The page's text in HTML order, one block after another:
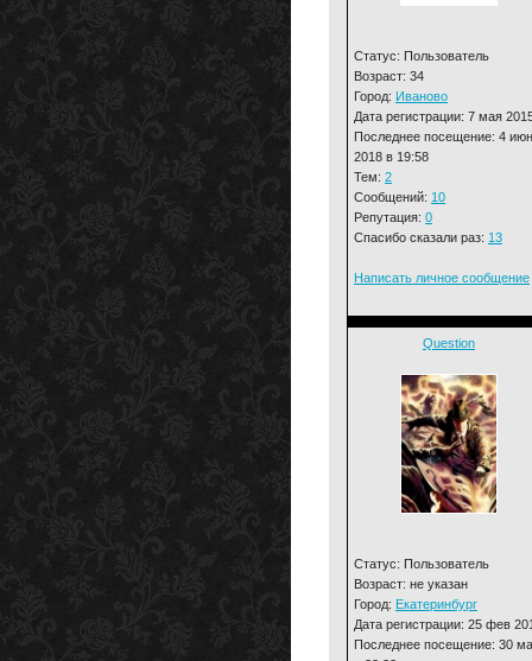
Статус: Пользователь
Возраст: 34
Город: Иваново
Дата регистрации: 7 мая
Последнее посещение: 4 июн
2018 в 19:58
Тем: 2
Сообщений: 10
Репутация: 0
Спасибо сказали раз: 13
Написать личное сообщение
Question
Статус: Пользователь
Возраст: не указан
Город: Екатеринбург
Дата регистрации: 25 фев
Последнее посещение: 30